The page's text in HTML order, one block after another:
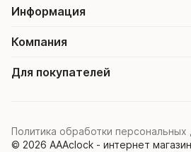
Информация
Компания
Для покупателей
© 2026 AAAclock - интернет
Политика обработки персональных